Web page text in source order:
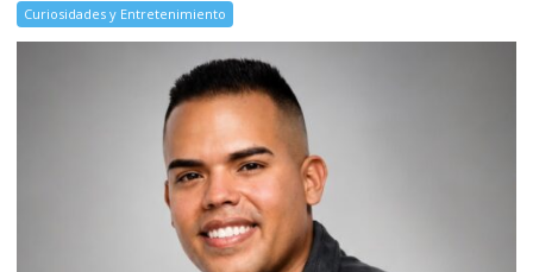
Curiosidades y Entretenimiento